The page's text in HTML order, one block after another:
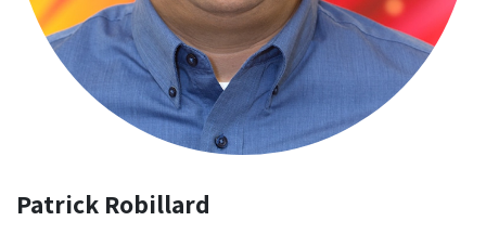
Patrick Robillard